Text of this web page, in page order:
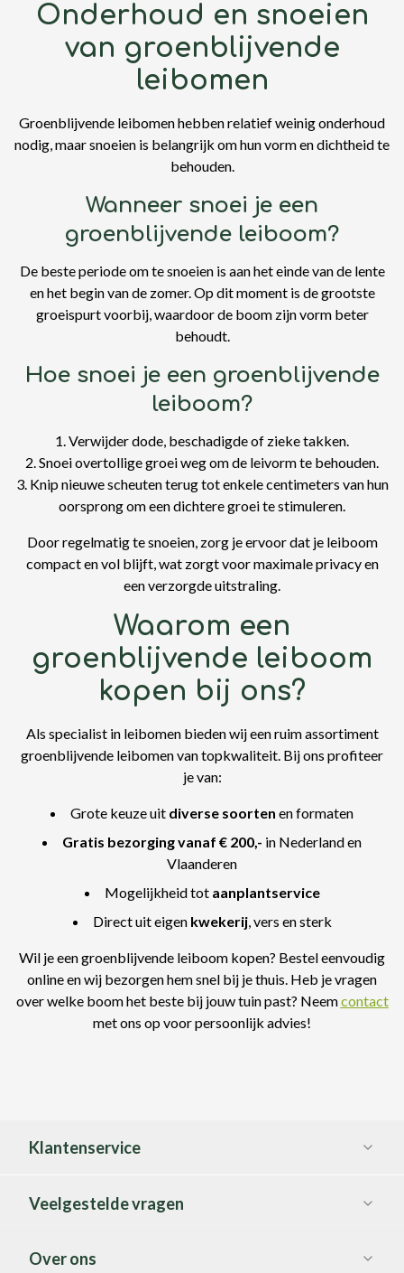
Onderhoud en snoeien
van groenblijvende
leibomen
Groenblijvende leibomen hebben relatief weinig onderhoud
nodig, maar snoeien is belangrijk om hun vorm en dichtheid te
behouden.
Wanneer snoei je een
groenblijvende leiboom?
De beste periode om te snoeien is aan het einde van de lente
en het begin van de zomer. Op dit moment is de grootste
groeispurt voorbij, waardoor de boom zijn vorm beter
behoudt.
Hoe snoei je een groenblijvende
leiboom?
1. Verwijder dode, beschadigde of zieke takken.
2. Snoei overtollige groei weg om de leivorm te behouden.
3. Knip nieuwe scheuten terug tot enkele centimeters van hun
oorsprong om een dichtere groei te stimuleren.
Door regelmatig te snoeien, zorg je ervoor dat je leiboom
compact en vol blijft, wat zorgt voor maximale privacy en
een verzorgde uitstraling.
Waarom een
groenblijvende leiboom
kopen bij ons?
Als specialist in leibomen bieden wij een ruim assortiment
groenblijvende leibomen van topkwaliteit. Bij ons profiteer
je van:
Grote keuze uit diverse soorten en formaten
Gratis bezorging vanaf € 200,- in Nederland en
Vlaanderen
Mogelijkheid tot aanplantservice
Direct uit eigen kwekerij, vers en sterk
Wil je een groenblijvende leiboom kopen? Bestel eenvoudig
online en wij bezorgen hem snel bij je thuis. Heb je vragen
over welke boom het beste bij jouw tuin past? Neemcontact
met ons op voor persoonlijk advies!
Klantenservice
Veelgestelde vragen
Over ons